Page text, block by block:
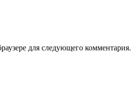
для следующего комментария.